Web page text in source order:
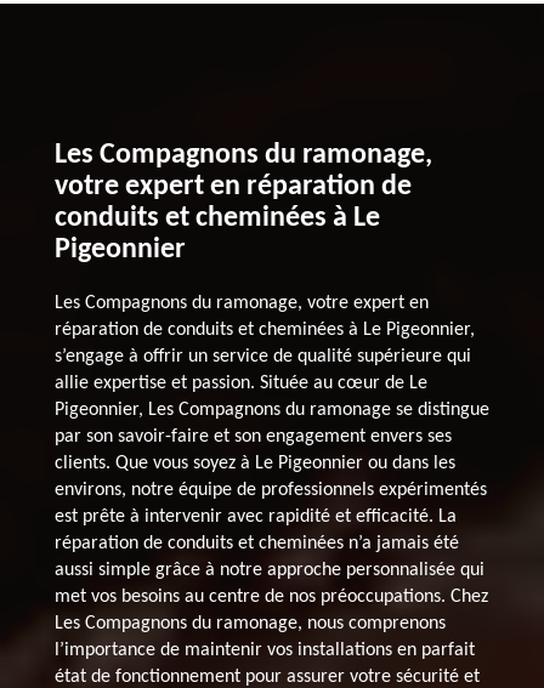
Les Compagnons du ramonage,
votre expert en réparation de
conduits et cheminées à Le
Pigeonnier
Les Compagnons du ramonage, votre expert en
réparation de conduits et cheminées à Le Pigeonnier,
s’engage à offrir un service de qualité supérieure qui
allie expertise et passion. Située au cœur de Le
Pigeonnier, Les Compagnons du ramonage se distingue
par son savoir-faire et son engagement envers ses
clients. Que vous soyez à Le Pigeonnier ou dans les
environs, notre équipe de professionnels expérimentés
est prête à intervenir avec rapidité et efficacité. La
réparation de conduits et cheminées n’a jamais été
aussi simple grâce à notre approche personnalisée qui
met vos besoins au centre de nos préoccupations. Chez
Les Compagnons du ramonage, nous comprenons
l’importance de maintenir vos installations en parfait
état de fonctionnement pour assurer votre sécurité et